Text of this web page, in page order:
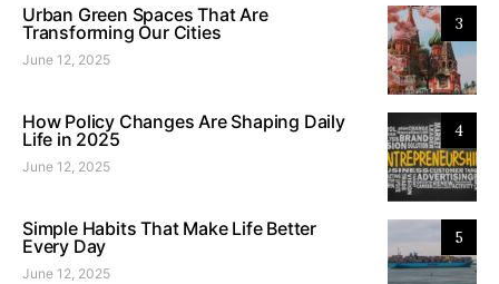
3
Urban Green Spaces That Are
Transforming Our Cities
June 12, 2025
4
How Policy Changes Are Shaping Daily
Life in 2025
June 12, 2025
5
Simple Habits That Make Life Better
Every Day
June 12, 2025